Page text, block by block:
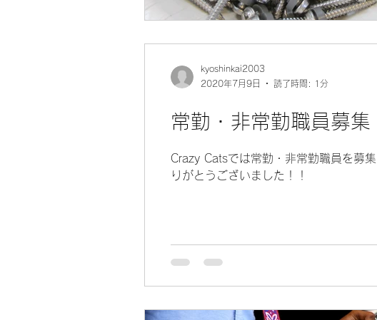
常勤・非常勤職員募集
Crazy Catsでは常勤・非常勤職員を募
りがとうございました！！
kyoshinkai2003
2020年7月9日
読了時間: 1分